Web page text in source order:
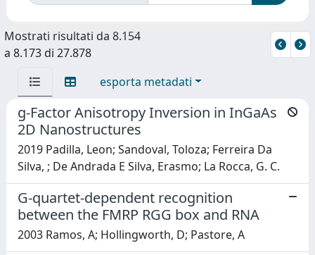
Mostrati risultati da 8.154
a 8.173 di 27.878
esporta metadati
g-Factor Anisotropy Inversion in InGaAs
2D Nanostructures
2019 Padilla, Leon; Sandoval, Toloza; Ferreira Da
Silva, ; De Andrada E Silva, Erasmo; La Rocca, G. C.
G-quartet-dependent recognition
between the FMRP RGG box and RNA
2003 Ramos, A; Hollingworth, D; Pastore, A